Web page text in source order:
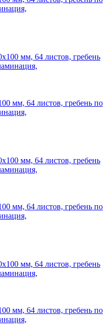
мм, 64 листов, гребень по
мм, 64 листов, гребень по
мм, 64 листов, гребень по